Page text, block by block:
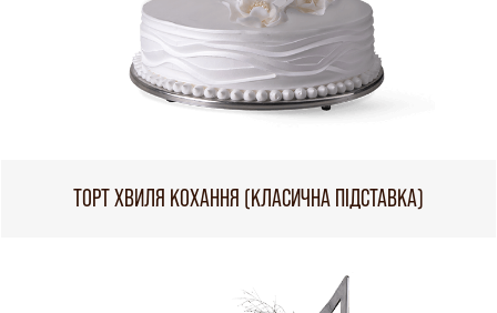
ТОРТ ХВИЛЯ КОХАННЯ (КЛАСИЧНА ПІДСТАВКА)